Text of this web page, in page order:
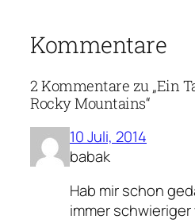
Kommentare
2 Kommentare zu „Ein
Rocky Mountains“
10 Juli, 2014
babak
Hab mir schon
immer schwieriger